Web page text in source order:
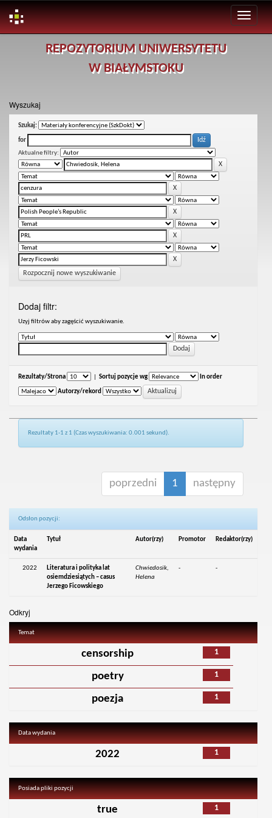
REPOZYTORIUM UNIWERSYTETU
W BIAŁYMSTOKU
Wyszukaj
Szukaj:
for
Aktualne filtry:
Rozpocznij nowe wyszukiwanie
Dodaj filtr:
Uzyj filtrów aby zagęścić wyszukiwanie.
Rezultaty/Strona Sortuj pozycje wg In order
Autorzy/rekord
Rezultaty 1-1 z 1 (Czas wyszukiwania: 0.001 sekund).
poprzedni 1 następny
Odsłon pozycji:
Data
wydania
Tytuł Autor(rzy) Promotor Redaktor(rzy)
2022
Literatura i polityka lat
osiemdziesiątych – casus
Jerzego Ficowskiego
Chwiedosik,
Helena
- -
Odkryj
Temat
1
censorship
1
poetry
1
poezja
Data wydania
1
2022
Posiada pliki pozycji
1
true